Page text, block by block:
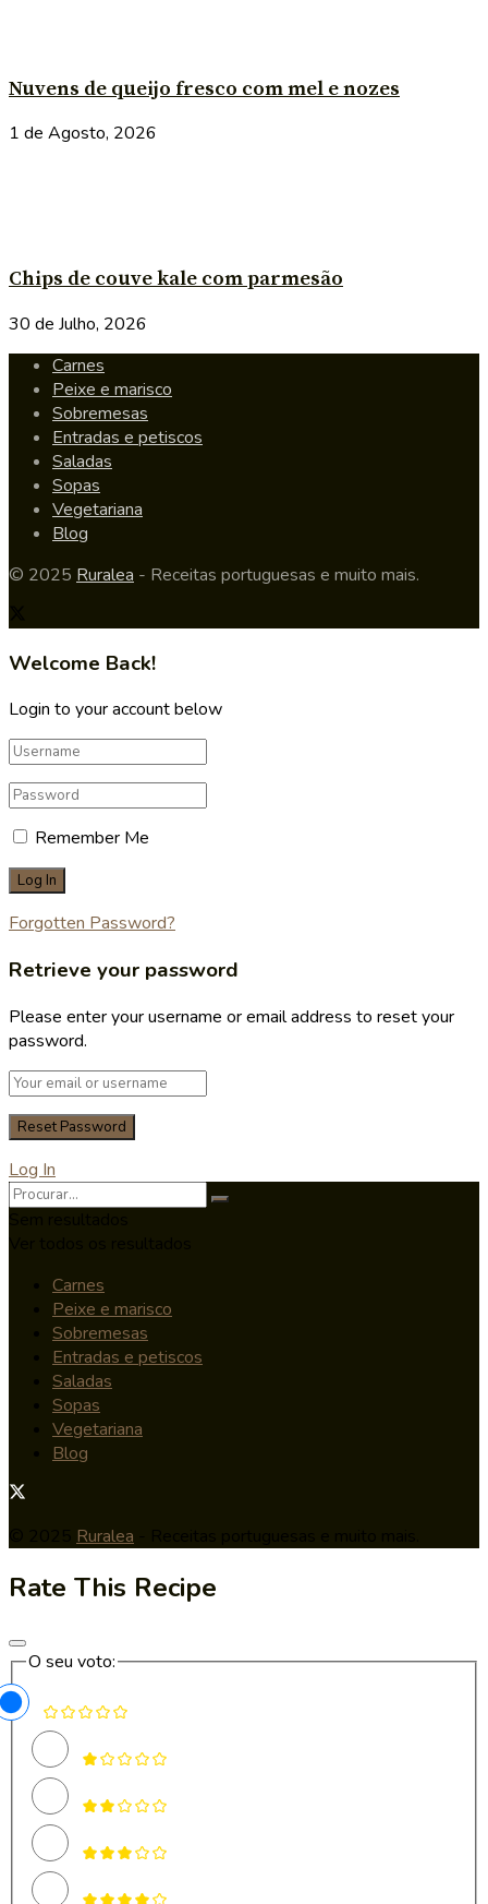
Nuvens de queijo fresco com mel e nozes
1 de Agosto, 2026
Chips de couve kale com parmesão
30 de Julho, 2026
Carnes
Peixe e marisco
Sobremesas
Entradas e petiscos
Saladas
Sopas
Vegetariana
Blog
© 2025 Ruralea - Receitas portuguesas e muito mais.
Welcome Back!
Login to your account below
Remember Me
Forgotten Password?
Retrieve your password
Please enter your username or email address to reset your
password.
Log In
Carnes
Peixe e marisco
Sobremesas
Entradas e petiscos
Saladas
Sopas
Vegetariana
Blog
Ruralea
Rate This Recipe
O seu voto: